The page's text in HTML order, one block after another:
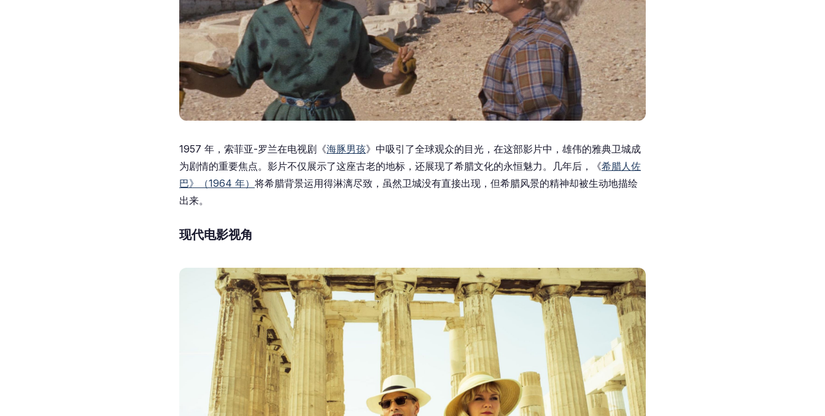
1957 年，索菲亚-罗兰在电视剧《海豚男孩》中吸引了全球观众的目光，在这部影片中，雄伟的雅典卫城成
为剧情的重要焦点。影片不仅展示了这座古老的地标，还展现了希腊文化的永恒魅力。几年后，《希腊人佐
巴》（1964 年） 将希腊背景运用得淋漓尽致，虽然卫城没有直接出现，但希腊风景的精神却被生动地描绘
出来。
现代电影视角